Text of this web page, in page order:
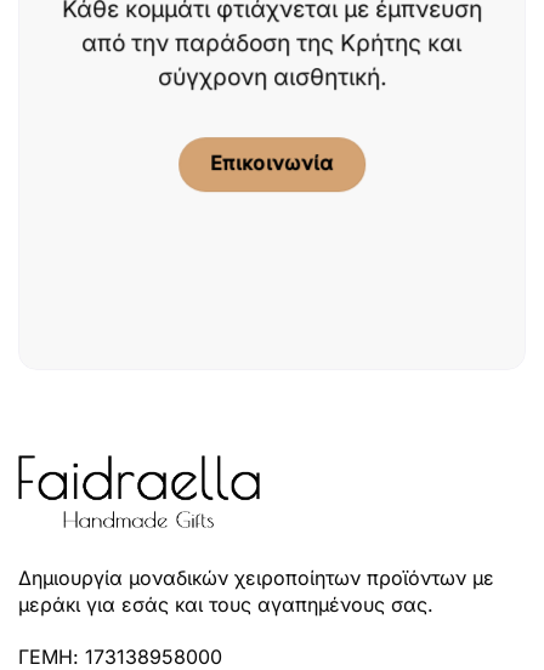
Κάθε κομμάτι φτιάχνεται με έμπνευση
από την παράδοση της Κρήτης και
σύγχρονη αισθητική.
Επικοινωνία
Δημιουργία μοναδικών χειροποίητων προϊόντων με
μεράκι για εσάς και τους αγαπημένους σας.
ΓΕΜΗ: 173138958000